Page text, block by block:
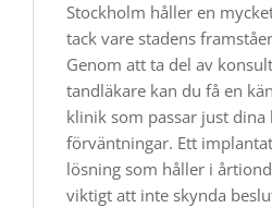
Stockholm håller en
tack vare stadens
Genom att ta del av
tandläkare kan du få en
klinik som passar just dina
förväntningar. Ett
lösning som håller i
viktigt att inte skynda